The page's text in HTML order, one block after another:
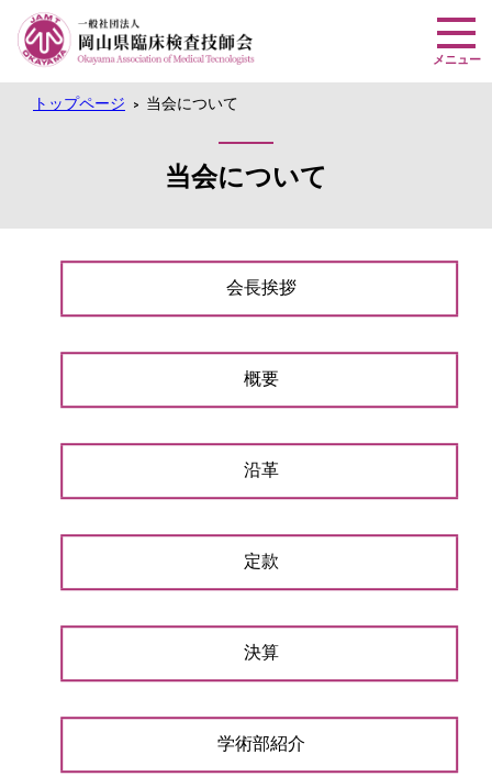
トップページ > 当会について
当会について
会長挨拶
概要
沿革
定款
決算
学術部紹介